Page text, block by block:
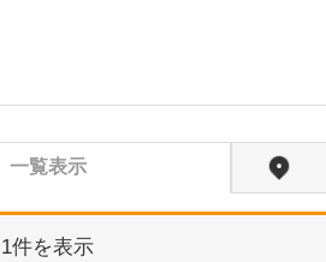
一覧表示
1件を表示